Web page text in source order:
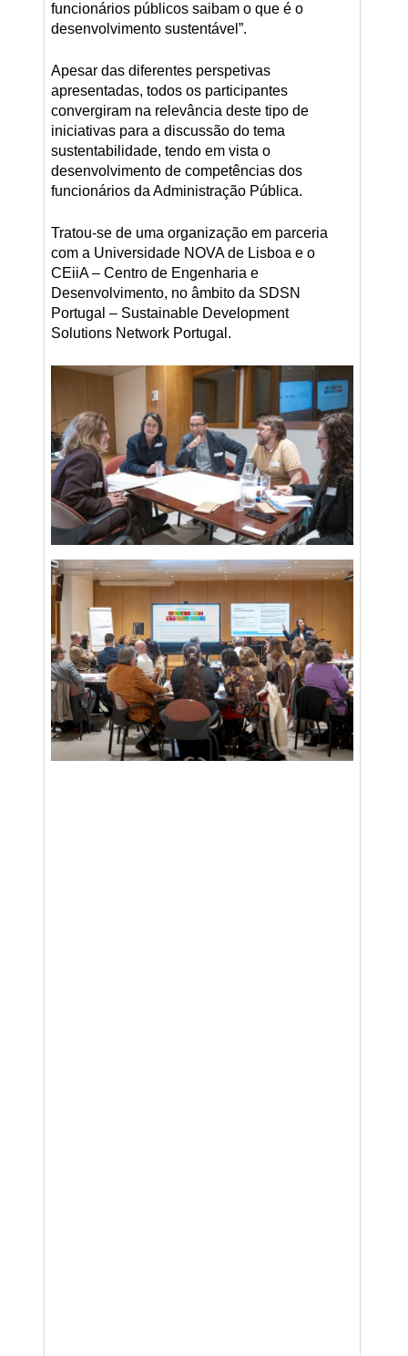
funcionários públicos saibam o que é o
desenvolvimento sustentável”.
Apesar das diferentes perspetivas
apresentadas, todos os participantes
convergiram na relevância deste tipo de
iniciativas para a discussão do tema
sustentabilidade, tendo em vista o
desenvolvimento de competências dos
funcionários da Administração Pública.
Tratou-se de uma organização em parceria
com a Universidade NOVA de Lisboa e o
CEiiA – Centro de Engenharia e
Desenvolvimento, no âmbito da SDSN
Portugal – Sustainable Development
Solutions Network Portugal.